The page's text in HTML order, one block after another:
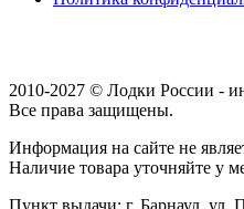
2010-2027 © Лодки России -
Все права защищены.
Информация на сайте не
Наличие товара уточняйте у
Пункт выдачи: г. Барнаул, ул.